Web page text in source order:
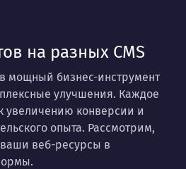
на разных CMS
мощный бизнес-инструмент
улучшения. Каждое
увеличению конверсии и
опыта. Рассмотрим,
веб-ресурсы в